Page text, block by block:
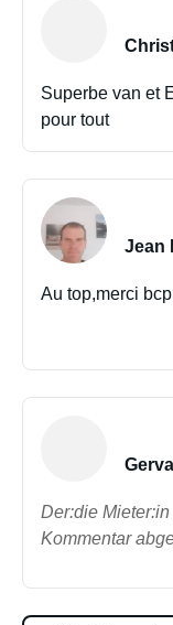
Superbe van et
pour tout
Jean
Au top,merci
Der:die
Kommentar